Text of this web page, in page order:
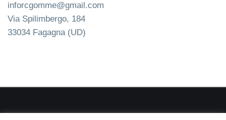
inforcgomme@gmail.com
Via Spilimbergo, 184
33034 Fagagna (UD)